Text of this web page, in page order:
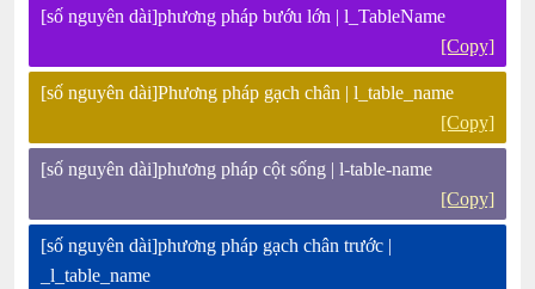
[số nguyên dài]phương pháp bướu lớn | l_TableName
[Copy]
[số nguyên dài]Phương pháp gạch chân | l_table_name
[Copy]
[số nguyên dài]phương pháp cột sống | l-table-name
[Copy]
[số nguyên dài]phương pháp gạch chân trước |
_l_table_name